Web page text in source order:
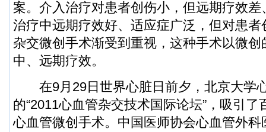
案。介入治疗对患者创伤小，但远期疗效
治疗中远期疗效好、适应症广泛，但对患
杂交微创手术渐受到重视，这种手术以微
中、远期疗效。
在9月29日世界心脏日前夕，北京大学
的“2011心血管杂交技术国际论坛”，吸引
心血管微创手术。中国医师协会心血管外